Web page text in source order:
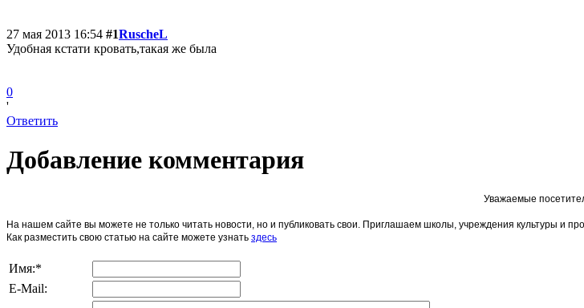
27 мая 2013 16:54 #1RuscheL
Удобная кстати кровать,такая же была
0
'
Ответить
Добавление комментария
Уважаемые
На нашем сайте вы можете не только читать новости, но и публиковать свои. Приглашаем школы, учреждения культуры и
Как разместить свою статью на сайте можете узнать здесь
Имя:*
E-Mail: